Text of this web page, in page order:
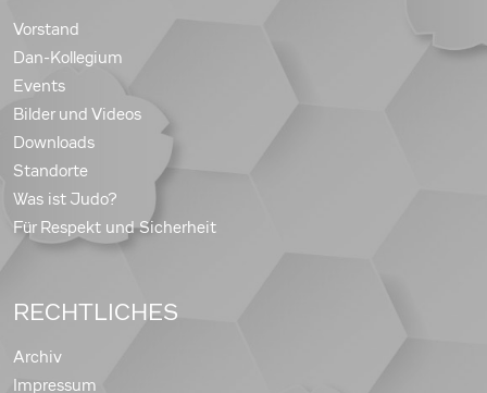
Vorstand
Dan-Kollegium
Events
Bilder und Videos
Downloads
Standorte
Was ist Judo?
Für Respekt und Sicherheit
RECHTLICHES
Archiv
Impressum